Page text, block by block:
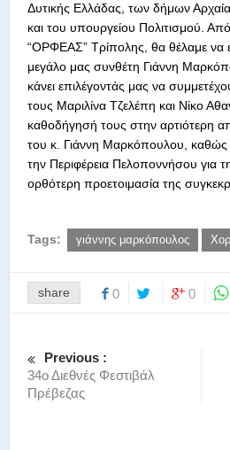
Δυτικής Ελλάδας, των δήμων
και του υπουργείου Πολιτισμού.
“ΟΡΦΕΑΣ” Τρίπολης, θα θέλαμε να
μεγάλο μας συνθέτη Γιάννη
κάνει επιλέγοντάς μας να
τους Μαριλίνα Τζελέπη και Νίκο
καθοδήγησή τους στην αρτιότερη
του κ. Γιάννη Μαρκόπουλου, καθώς
την Περιφέρεια Πελοποννήσου για
ορθότερη προετοιμασία της
Tags: γιάννης μαρκόπουλος
share 0 0
Previous :
34ο Διεθνές Φεστιβάλ
Πρέβεζας